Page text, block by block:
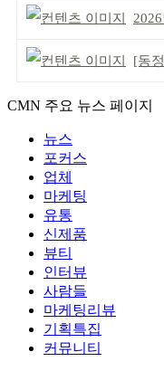
2026
[동정
CMN 주요 뉴스 페이지
뉴스
포커스
업체
마케팅
유통
신제품
뷰티
인터뷰
사람들
마케팅리뷰
기획특집
커뮤니티